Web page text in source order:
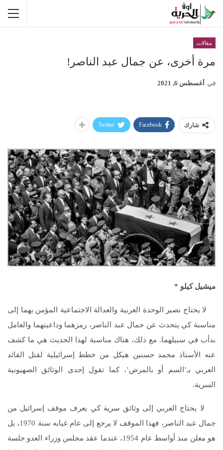
مقالات
مرة أخرى، عن جمال عبد الناصر!
في أغسطس 6, 2021
شارك Facebook
Twitter
ميشيل كيلو *
لا يحتاج نصير الوحدة العربية والعدالة الاجتماعية المؤمن بهما إلى
مناسبة كي يتحدث عن جمال عبد الناصر، رمزهما وداعيتهما والعامل
بدأب في سبيلهما. مع ذلك، هناك مناسبة لهذا الحديث هي ما كشف
عنه الأستاذ محمد حسنين هيكل من خطط إسرائيلية لقتل القائد
العربي بـ’السم أو بالمرض’، كما تقول إحدى الوثائق الصهيونية
السرية.
لا يحتاج العربي إلى وثائق سرية كي يعرف موقف إسرائيل من
جمال عبد الناصر، فهذا الموقف لا يرجع إلى عام غيابه سنة 1970، بل
هو معلن منذ أواسط عام 1954، عندما عقد مجلس وزراء العدو جلسة